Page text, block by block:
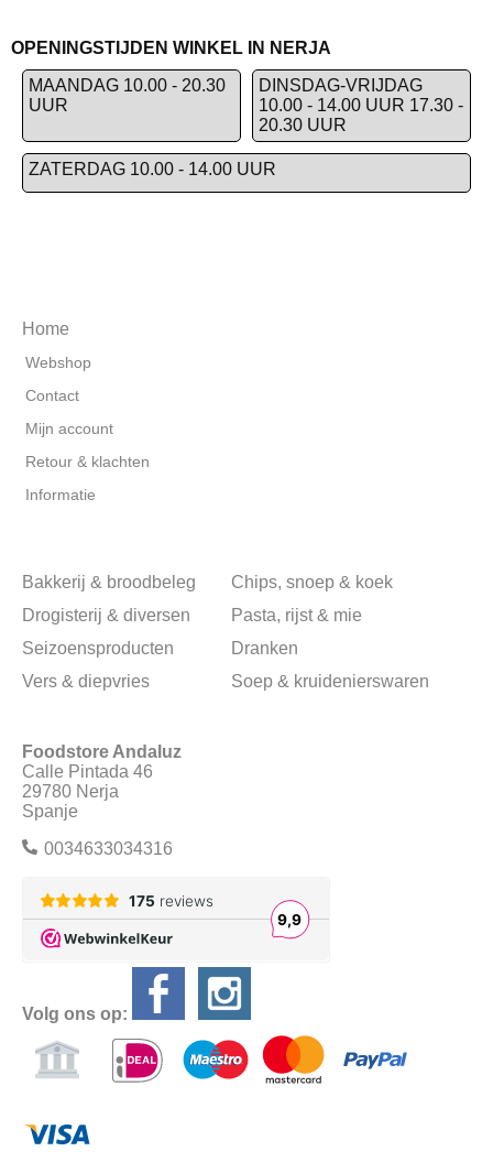
OPENINGSTIJDEN WINKEL IN NERJA
MAANDAG 10.00 - 20.30
UUR
DINSDAG-VRIJDAG
10.00 - 14.00 UUR 17.30 -
20.30 UUR
ZATERDAG 10.00 - 14.00 UUR
Home
Webshop
Contact
Mijn account
Retour & klachten
Informatie
Bakkerij & broodbeleg
Chips, snoep & koek
Drogisterij & diversen
Pasta, rijst & mie
Seizoensproducten
Dranken
Vers & diepvries
Soep & kruidenierswaren
Foodstore Andaluz
Calle Pintada 46
29780 Nerja
Spanje
0034633034316
Volg ons op: